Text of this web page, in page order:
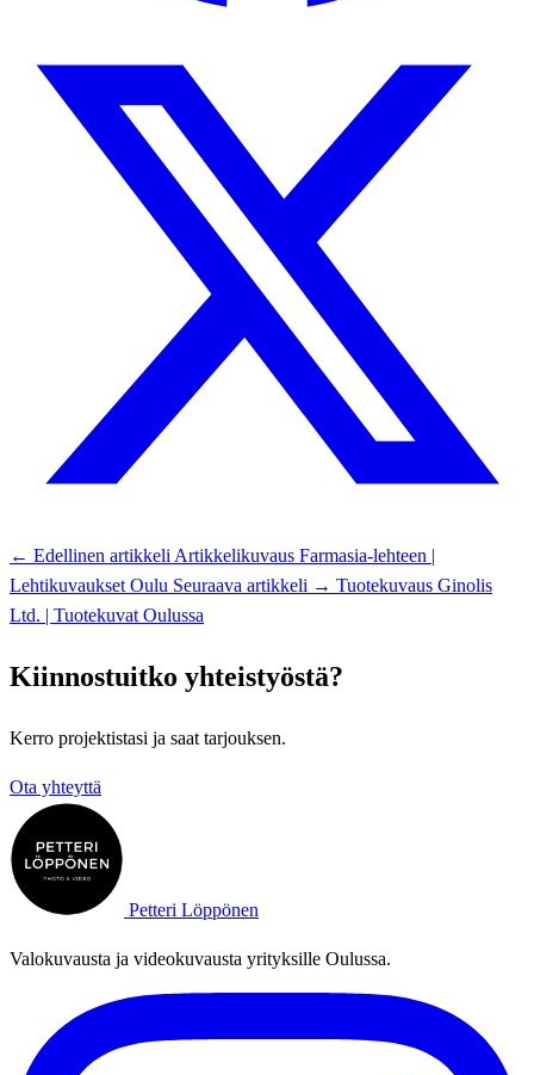
← Edellinen artikkeli Artikkelikuvaus Farmasia-lehteen |
Lehtikuvaukset Oulu Seuraava artikkeli → Tuotekuvaus Ginolis
Ltd. | Tuotekuvat Oulussa
Kiinnostuitko yhteistyöstä?
Kerro projektistasi ja saat tarjouksen.
Ota yhteyttä
Petteri Löppönen
Valokuvausta ja videokuvausta yrityksille Oulussa.